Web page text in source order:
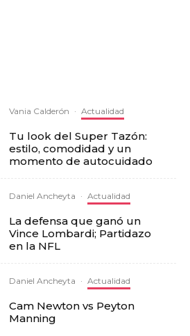
Vania Calderón · Actualidad
Tu look del Super Tazón:
estilo, comodidad y un
momento de autocuidado
Daniel Ancheyta · Actualidad
La defensa que ganó un
Vince Lombardi; Partidazo
en la NFL
Daniel Ancheyta · Actualidad
Cam Newton vs Peyton
Manning